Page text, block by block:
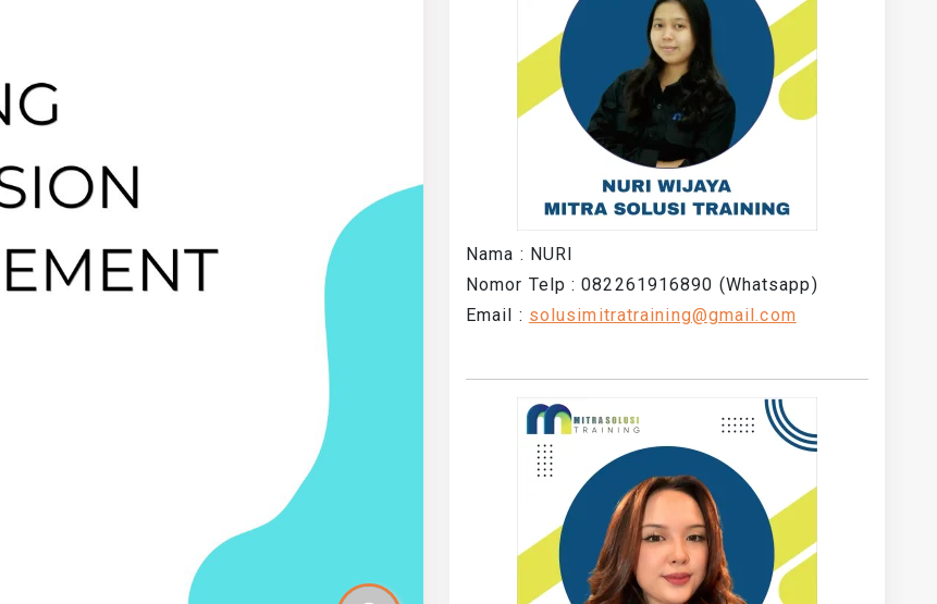
Nama : NURI
Nomor Telp : 082261916890 (Whatsapp)
Email : solusimitratraining@gmail.com